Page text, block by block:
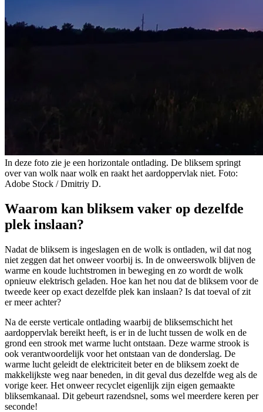
In deze foto zie je een horizontale ontlading. De bliksem springt
over van wolk naar wolk en raakt het aardoppervlak niet. Foto:
Adobe Stock / Dmitriy D.
Waarom kan bliksem vaker op dezelfde
plek inslaan?
Nadat de bliksem is ingeslagen en de wolk is ontladen, wil dat nog
niet zeggen dat het onweer voorbij is. In de onweerswolk blijven de
warme en koude luchtstromen in beweging en zo wordt de wolk
opnieuw elektrisch geladen. Hoe kan het nou dat de bliksem voor de
tweede keer op exact dezelfde plek kan inslaan? Is dat toeval of zit
er meer achter?
Na de eerste verticale ontlading waarbij de bliksemschicht het
aardoppervlak bereikt heeft, is er in de lucht tussen de wolk en de
grond een strook met warme lucht ontstaan. Deze warme strook is
ook verantwoordelijk voor het ontstaan van de donderslag. De
warme lucht geleidt de elektriciteit beter en de bliksem zoekt de
makkelijkste weg naar beneden, in dit geval dus dezelfde weg als de
vorige keer. Het onweer recyclet eigenlijk zijn eigen gemaakte
bliksemkanaal. Dit gebeurt razendsnel, soms wel meerdere keren per
seconde!